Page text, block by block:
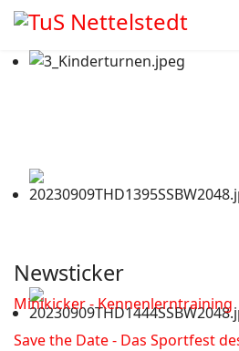
Newsticker
Minikicker - Kennenlerntraining
Save the Date - Das Sportfest